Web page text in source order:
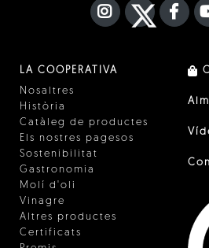
INSTAGRAM
LA COOPERATIVA
Nosaltres
Història
Catàleg de productes
Els nostres pagesos
Sostenibilitat
Gastronomia
Molí d'oli
Vinagre
Altres productes
Certificats